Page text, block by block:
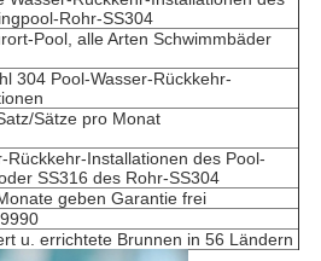
Rohr-SS304
Pool, alle Arten Schwimmbäder
304 Pool-Wasser-Rückkehr-
Sätze pro Monat
Rückkehr-Installationen des Pool-
SS316 des Rohr-SS304
geben Garantie frei
u. errichtete Brunnen in 56 Ländern